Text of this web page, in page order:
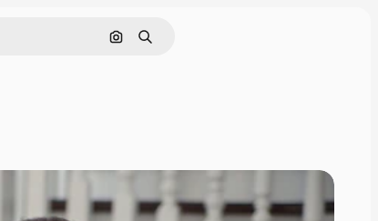
画像で検索
検索